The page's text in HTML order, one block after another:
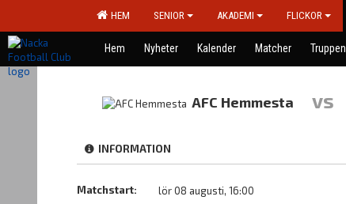
HEM SENIOR AKADEMI FLICKOR
Hem Nyheter Kalender Matcher Truppen
AFC Hemmesta vs
INFORMATION
Matchstart:
lör 08 augusti, 16:00